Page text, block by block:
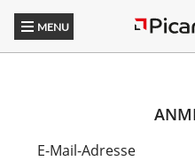
MENU
E-Mail-Adresse